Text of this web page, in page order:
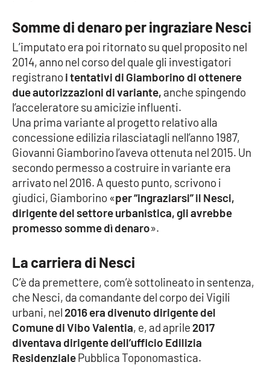
RUBRICHE
Good Morning Vietnam
Parchi Marini Calabria
Leggendo Alvaro insieme
Imprese Di Calabria
Le perfidie di Antonella Grippo
Venti di comunicazione
LaC TV
LaC Network
Somme di denaro per ingraziare Nesci
L’imputato era poi ritornato su quel proposito nel
2014, anno nel corso del quale gli investigatori
registranoi tentativi di Giamborino di ottenere
due autorizzazioni di variante, anche spingendo
l’acceleratore su amicizie influenti.
Una prima variante al progetto relativo alla
concessione edilizia rilasciatagli nell’anno 1987,
Giovanni Giamborino l’aveva ottenuta nel 2015. Un
secondo permesso a costruire in variante era
arrivato nel 2016. A questo punto, scrivono i
giudici, Giamborino «per “ingraziarsi” il Nesci,
dirigente del settore urbanistica, gli avrebbe
promesso somme dì denaro».
La carriera di Nesci
C’è da premettere, com’è sottolineato in sentenza,
che Nesci, da comandante del corpo dei Vigili
urbani, nel 2016 era divenuto dirigente del
Comune di Vibo Valentia, e, ad aprile 2017
diventava dirigente dell’ufficio Edilizia
ResidenzialePubblica Toponomastica.